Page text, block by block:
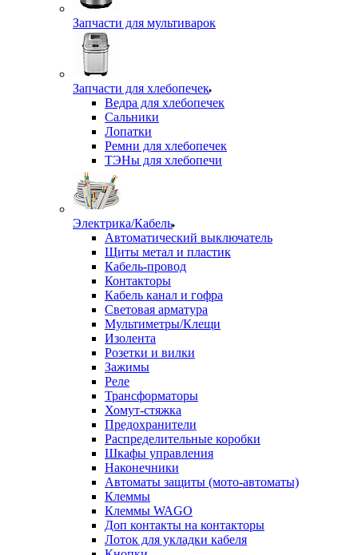
Запчасти для мультиварок
Запчасти для хлебопечек
Ведра для хлебопечек
Сальники
Лопатки
Ремни для хлебопечек
ТЭНы для хлебопечи
Электрика/Кабель
Автоматический выключатель
Щиты метал и пластик
Кабель-провод
Контакторы
Кабель канал и гофра
Световая арматура
Мультиметры/Клещи
Изолента
Розетки и вилки
Зажимы
Реле
Трансформаторы
Хомут-стяжка
Предохранители
Распределительные коробки
Шкафы управления
Наконечники
Автоматы защиты (мото-автоматы)
Клеммы
Клеммы WAGO
Доп контакты на контакторы
Лоток для укладки кабеля